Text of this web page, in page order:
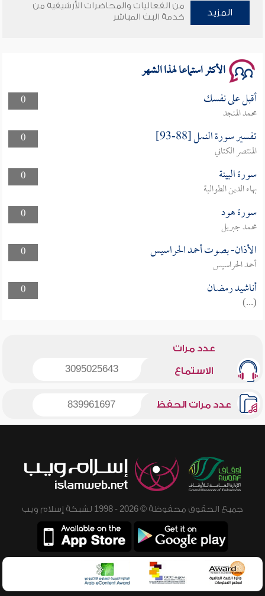
وأمنهم من خوف 9
المزيد
من الفعاليات والمحاضرات الأرشيفية من
خدمة البث المباشر
الأكثر استماعا لهذا الشهر
0 أقبل على نفسك
محمد المنجد
0
تفسير سورة النمل [88-93]
المنتصر الكتاني
0
سورة البينة
بهاء الدين الطوالبة
0
سورة هود
محمد جبريل
0
الأذان- بصوت أحمد الحراسيس
أحمد الحراسيس
0
أناشيد رمضان
(...)
عدد مرات
الاستماع 3095025643
عدد مرات الحفظ 839961697
جميع الحقوق محفوظة © 2026 - 1998 لشبكة إسلام ويب